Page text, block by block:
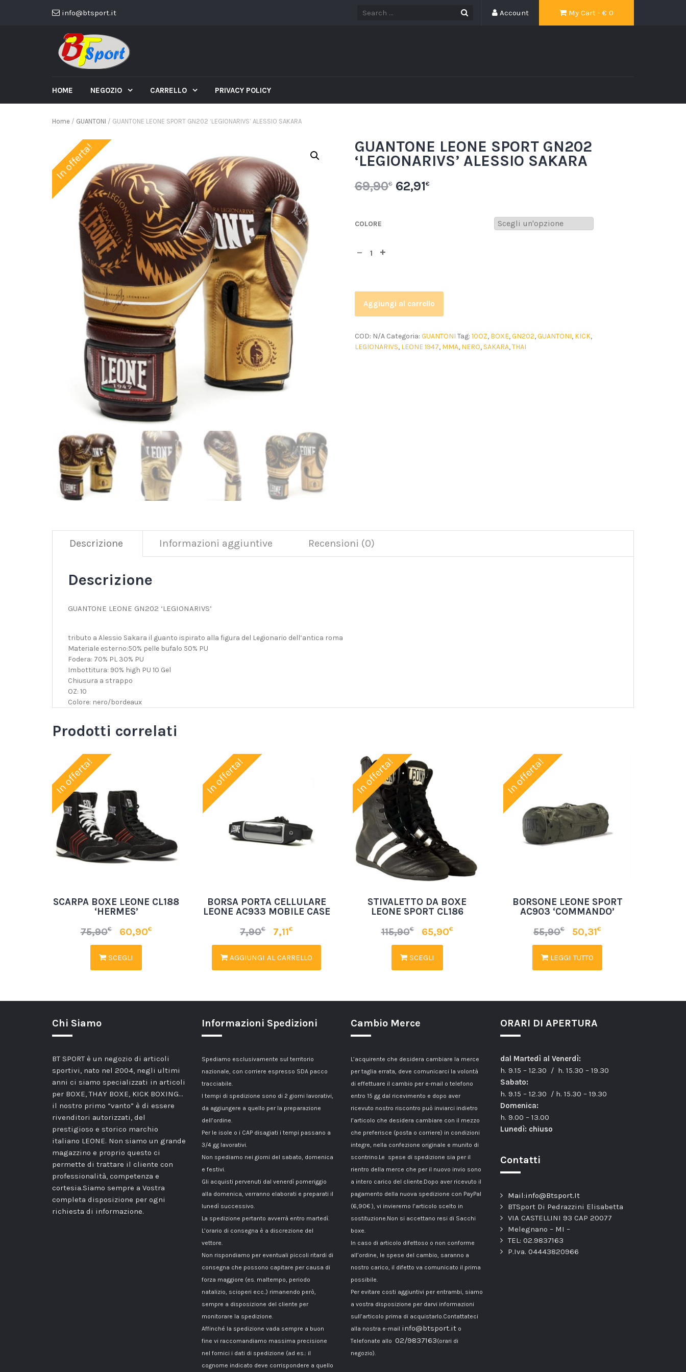
info@btsport.it My Cart - € 0
Account
HOME NEGOZIO CARRELLO PRIVACY POLICY
Home / GUANTONI / GUANTONE LEONE SPORT GN202 ‘LEGIONARIVS’ ALESSIO SAKARA
In offerta! GUANTONE LEONE SPORT GN202
‘LEGIONARIVS’ ALESSIO SAKARA
69,90€ 62,91€
COLORE
Aggiungi al carrello
COD: N/A Categoria: GUANTONI Tag: 10OZ, BOXE,GN202,GUANTONI, KICK,
LEGIONARIVS, LEONE 1947, MMA, NERO, SAKARA,THAI
Descrizione Informazioni aggiuntive Recensioni (0)
Descrizione
GUANTONE LEONE GN202 ‘LEGIONARIVS’
tributo a Alessio Sakara il guanto ispirato alla figura del Legionario dell’antica roma
Materiale esterno:50% pelle bufalo 50% PU
Fodera: 70% PL 30% PU
Imbottitura: 90% high PU 10 Gel
Chiusura a strappo
OZ: 10
Colore: nero/bordeaux
Prodotti correlati
In offerta!
SCARPA BOXE LEONE CL188
‘HERMES’
75,90€ 60,90€
SCEGLI
In offerta!
BORSA PORTA CELLULARE
LEONE AC933 MOBILE CASE
7,90€ 7,11€
AGGIUNGI AL CARRELLO
In offerta!
STIVALETTO DA BOXE
LEONE SPORT CL186
115,90€ 65,90€
SCEGLI
In offerta!
BORSONE LEONE SPORT
AC903 ‘COMMANDO’
55,90€ 50,31€
LEGGI TUTTO
Chi Siamo
BT SPORT è un negozio di articoli
sportivi, nato nel 2004, negli ultimi
anni ci siamo specializzati in articoli
per BOXE, THAY BOXE, KICK BOXING…
il nostro primo “vanto” è di essere
rivenditori autorizzati, del
prestigioso e storico marchio
italiano LEONE. Non siamo un grande
magazzino e proprio questo ci
permette di trattare il cliente con
professionalità, competenza e
cortesia.Siamo sempre a Vostra
completa disposizione per ogni
richiesta di informazione.
Informazioni Spedizioni
Spediamo esclusivamente sul territorio
nazionale, con corriere espresso SDA pacco
tracciabile.
I tempi di spedizione sono di 2 giorni lavorativi,
da aggiungere a quello per la preparazione
dell’ordine.
Per le isole o i CAP disagiati i tempi passano a
3/4 gg lavorativi.
Non spediamo nei giorni del sabato, domenica
e festivi.
Gli acquisti pervenuti dal venerdì pomeriggio
alla domenica, verranno elaborati e preparati il
lunedì successivo.
La spedizione pertanto avverrà entro martedì.
L’orario di consegna è a discrezione del
vettore.
Non rispondiamo per eventuali piccoli ritardi di
consegna che possono capitare per causa di
forza maggiore (es. maltempo, periodo
natalizio, scioperi ecc..) rimanendo però,
sempre a disposizione del cliente per
monitorare la spedizione.
Affinché la spedizione vada sempre a buon
fine vi raccomandiamo massima precisione
nel fornici i dati di spedizione (ad es.: il
cognome indicato deve corrispondere a quello
Cambio Merce
L’acquirente che desidera cambiare la merce
per taglia errata, deve comunicarci la volontà
di effettuare il cambio per e-mail o telefono
entro 15 gg dal ricevimento e dopo aver
ricevuto nostro riscontro può inviarci indietro
l’articolo che desidera cambiare con il mezzo
che preferisce (posta o corriere) in condizioni
integre, nella confezione originale e munito di
scontrino.Le spese di spedizione sia per il
rientro della merce che per il nuovo invio sono
a intero carico del cliente.Dopo aver ricevuto il
pagamento della nuova spedizione con PayPal
(6,90€ ), vi invieremo l’articolo scelto in
sostituzione.Non si accettano resi di Sacchi
boxe.
In caso di articolo difettoso o non conforme
all’ordine, le spese del cambio, saranno a
nostro carico, il difetto va comunicato il prima
possibile.
Per evitare costi aggiuntivi per entrambi, siamo
a vostra disposizione per darvi informazioni
sull’articolo prima di acquistarlo.Contattateci
alla nostra e-mail info@btsport.it o
Telefonate allo 02/9837163(orari di
negozio).
ORARI DI APERTURA
dal Martedì al Venerdì:
h. 9.15 – 12.30 / h. 15.30 – 19.30
Sabato:
h. 9.15 – 12.30 / h. 15.30 – 19.30
Domenica:
h. 9.00 – 13.00
Lunedì: chiuso
Contatti
Mail:info@Btsport.It
BTSport Di Pedrazzini Elisabetta
VIA CASTELLINI 93 CAP 20077
Melegnano – MI –
TEL: 02.9837163
P.Iva. 04443820966